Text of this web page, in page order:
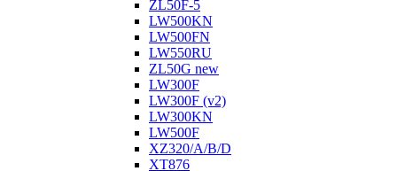
ZL50F-5
LW500KN
LW500FN
LW550RU
ZL50G new
LW300F
LW300F (v2)
LW300KN
LW500F
XZ320/A/B/D
XT876